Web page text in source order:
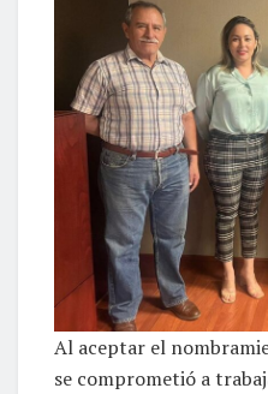
Al aceptar el
se comprometió a